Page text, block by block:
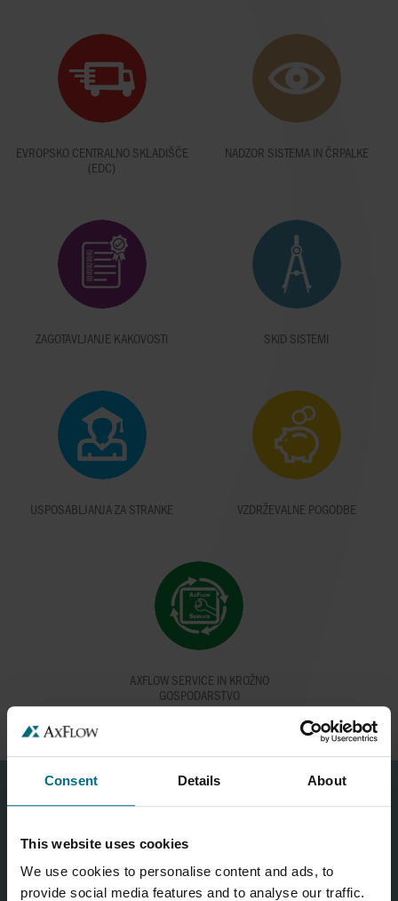
Consent Details About
This website uses cookies
We use cookies to personalise content and ads, to
provide social media features and to analyse our traffic.
EVROPSKO CENTRALNO SKLADIŠČE
(EDC)
NADZOR SISTEMA IN ČRPALKE
ZAGOTAVLJANJE KAKOVOSTI SKID SISTEMI
USPOSABLJANJA ZA STRANKE VZDRŽEVALNE POGODBE
AXFLOW SERVICE IN KROŽNO
GOSPODARSTVO
KONTAKT OBRAZEC
Za splošna vprašanja in informacije uporabite naš kontaktni formular!